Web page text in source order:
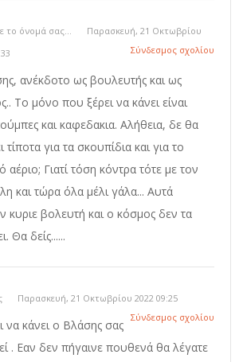
το όνομά σας...
Παρασκευή, 21 Οκτωβρίου
Σύνδεσμος σχολίου
ανέκδοτο ως βουλευτής και ως
Το μόνο που ξέρει να κάνει είναι
και καφεδακια. Αλήθεια, δε θα
τίποτα για τα σκουπίδια και για το
αέριο; Γιατί τόση κόντρα τότε με τον
και τώρα όλα μέλι γάλα... Αυτά
κυριε βολευτή και ο κόσμος δεν τα
Θα δείς......
Παρασκευή, 21 Οκτωβρίου 2022 09:25
Σύνδεσμος σχολίου
να κάνει ο Βλάσης σας
. Εαν δεν πήγαινε πουθενά θα λέγατε